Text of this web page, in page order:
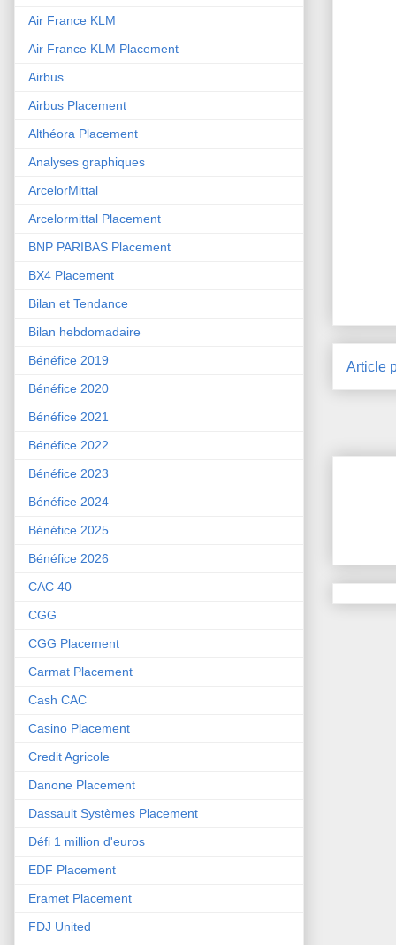
Article
Air France KLM
Air France KLM Placement
Airbus
Airbus Placement
Althéora Placement
Analyses graphiques
ArcelorMittal
Arcelormittal Placement
BNP PARIBAS Placement
BX4 Placement
Bilan et Tendance
Bilan hebdomadaire
Bénéfice 2019
Bénéfice 2020
Bénéfice 2021
Bénéfice 2022
Bénéfice 2023
Bénéfice 2024
Bénéfice 2025
Bénéfice 2026
CAC 40
CGG
CGG Placement
Carmat Placement
Cash CAC
Casino Placement
Credit Agricole
Danone Placement
Dassault Systèmes Placement
Défi 1 million d'euros
EDF Placement
Eramet Placement
FDJ United